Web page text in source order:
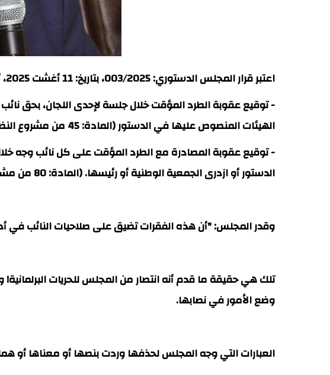
اعتبر قرار المجلس الدستوري: 003/2025، بتاريخ: 11 أغشت 2025، أن الفقرات المتعلقة بـ:
- توقيع عقوبة الطرد المؤقت خلال جلسة لإحدى اللجان، بحق نائب
الهيئات المنصوص عليها في الدستور (المادة: 45 من مشروع النظام الداخلي)، غير دستورية.
- توقيع عقوبة المصادرة مع الطرد المؤقت على كل نائب وجه
الدستور أو ازدرى الجمعية الوطنية أو رئيسها. (المادة: 80 من مشروع النظام الداخلي) غير دستورية هي الأخرى.
وقدر المجلس: "أن هذه الفقرات تضيق على صلاحيات النائب في
تلك هي حقيقة ما قدم أنه انتصار من المجلس للحريات
وضع الأمور في نصابها.
العبارات التي وجه المجلس لحذفها وردت بنصها أو معناها